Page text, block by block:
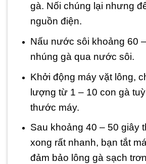
gà. Nối chúng lại nhưng
nguồn điện.
Nấu nước sôi khoảng 60
nhúng gà qua nước sôi.
Khởi động máy vặt lông,
lượng từ 1 – 10 con gà
thước máy.
Sau khoảng 40 – 50 giây
xong rất nhanh, bạn tắt
đảm bảo lông gà sạch